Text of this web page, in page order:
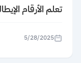
تعلم الأرقام
5/28/2025